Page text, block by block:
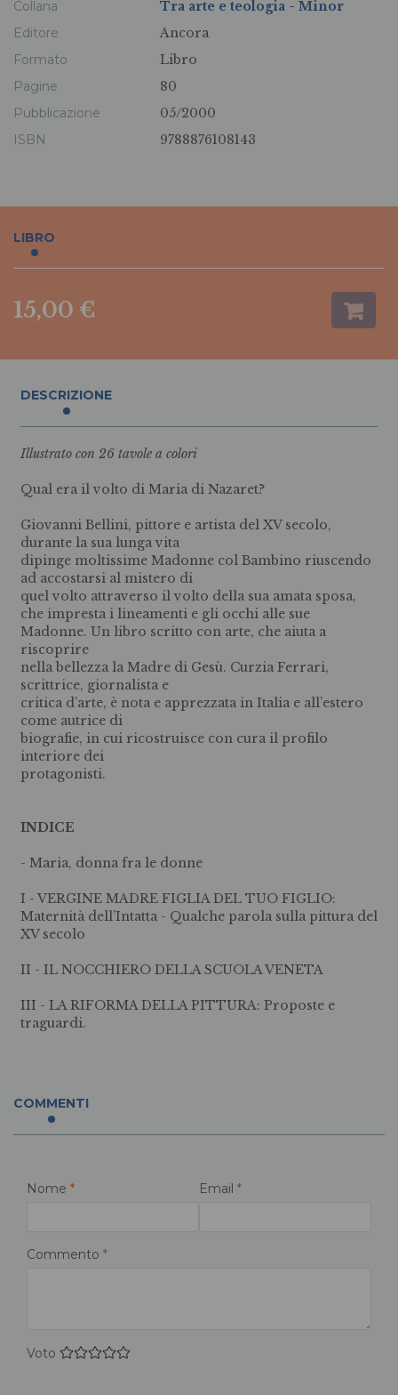
Collana
Tra arte e teologia - Minor
Editore
Ancora
Formato
Libro
Pagine
80
Pubblicazione
05/2000
ISBN
9788876108143
LIBRO
15,00 €
DESCRIZIONE
Illustrato con 26 tavole a colori
Qual era il volto di Maria di Nazaret?
Giovanni Bellini, pittore e artista del XV secolo,
durante la sua lunga vita
dipinge moltissime Madonne col Bambino riuscendo
ad accostarsi al mistero di
quel volto attraverso il volto della sua amata sposa,
che impresta i lineamenti e gli occhi alle sue
Madonne. Un libro scritto con arte, che aiuta a
riscoprire
nella bellezza la Madre di Gesù. Curzia Ferrari,
scrittrice, giornalista e
critica d’arte, è nota e apprezzata in Italia e all’estero
come autrice di
biografie, in cui ricostruisce con cura il profilo
interiore dei
protagonisti.
INDICE
- Maria, donna fra le donne
I - VERGINE MADRE FIGLIA DEL TUO FIGLIO:
Maternità dell’Intatta - Qualche parola sulla pittura del
XV secolo
II - IL NOCCHIERO DELLA SCUOLA VENETA
III - LA RIFORMA DELLA PITTURA: Proposte e
traguardi.
COMMENTI
Nome * Email *
Commento *
Voto